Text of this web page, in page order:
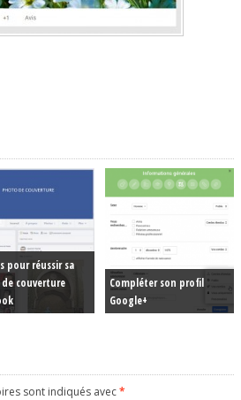
pour réussir sa
couverture
Compléter son profil
Google+
sont indiqués avec*